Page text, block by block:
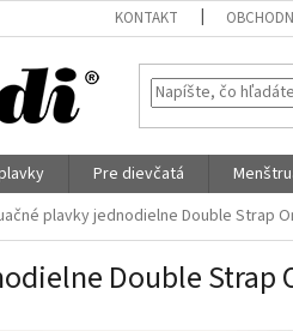
KONTAKT
Pre dievčatá
plavky jednodielne Double Strap
Double Strap